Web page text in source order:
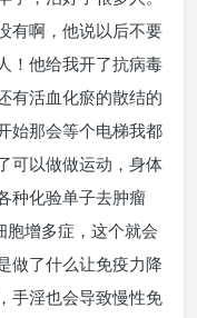
有啊，他说以后不要
！他给我开了抗病毒
有活血化瘀的散结的
始那会等个电梯我都
可以做做运动，身体
种化验单子去肿瘤
胞增多症，这个就会
做了什么让免疫力降
手淫也会导致慢性免